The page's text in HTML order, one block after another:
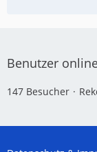
Benutzer
147 Besucher